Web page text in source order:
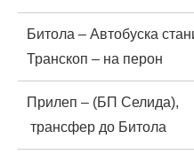
бензиска Макпетрол-нов
кружен)
Битола – Автобуска
Транскоп – на перон
Прилеп – (БП Селида),
трансфер до Битола